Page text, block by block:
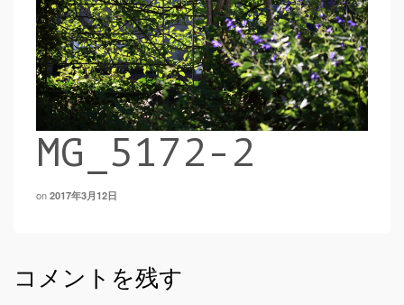
MG_5172-2
on 2017年3月12日
コメントを残す